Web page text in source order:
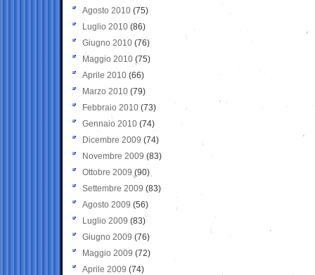
Agosto 2010 (75)
Luglio 2010 (86)
Giugno 2010 (76)
Maggio 2010 (75)
Aprile 2010 (66)
Marzo 2010 (79)
Febbraio 2010 (73)
Gennaio 2010 (74)
Dicembre 2009 (74)
Novembre 2009 (83)
Ottobre 2009 (90)
Settembre 2009 (83)
Agosto 2009 (56)
Luglio 2009 (83)
Giugno 2009 (76)
Maggio 2009 (72)
Aprile 2009 (74)